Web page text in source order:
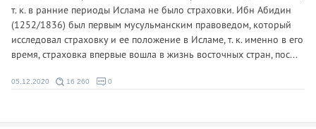
т. к. в ранние периоды Ислама не было страховки. Ибн Абидин
(1252/1836) был первым мусульманским правоведом, который
исследовал страховку и ее положение в Исламе, т. к. именно в его
время, страховка впервые вошла в жизнь восточных стран, пос...
05.12.2020 16 260 0